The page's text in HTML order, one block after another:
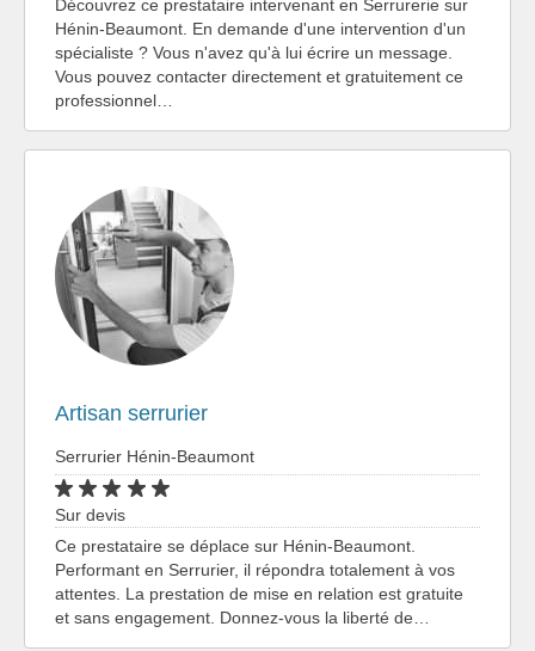
Découvrez ce prestataire intervenant en Serrurerie sur
Hénin-Beaumont. En demande d'une intervention d'un
spécialiste ? Vous n'avez qu'à lui écrire un message.
Vous pouvez contacter directement et gratuitement ce
professionnel…
Artisan serrurier
Serrurier Hénin-Beaumont
Sur devis
Ce prestataire se déplace sur Hénin-Beaumont.
Performant en Serrurier, il répondra totalement à vos
attentes. La prestation de mise en relation est gratuite
et sans engagement. Donnez-vous la liberté de…